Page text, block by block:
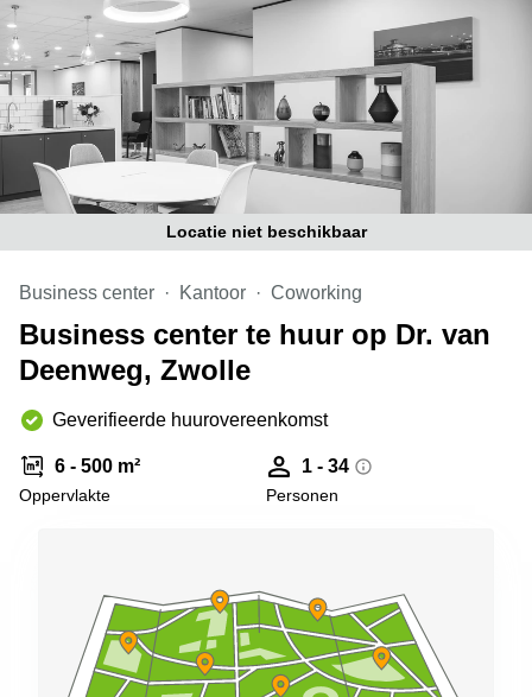
Amsterdam
Westpoort
Hilversum
Business
center
Den
Haag
Coworking
space
Breda
Coworking
in Arnhem
Coworking
Hilversum
Coworking
space
Zwolle
Kantoor
Hengelo
Locatie niet beschikbaar
Business center Kantoor Coworking
Business center te huur op Dr. van
Deenweg, Zwolle
Geverifieerde huurovereenkomst
6 - 500 m²
Oppervlakte
1 - 34
Personen